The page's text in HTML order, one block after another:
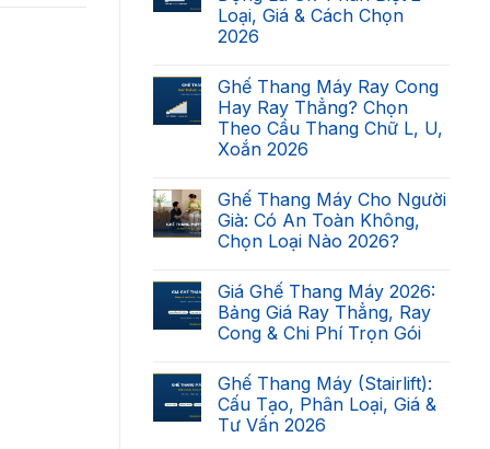
Cầu
Thang
Nhà
Lắp
Được
Ghế
Thang
Máy
Không?
Điều
Kiện
2026
Loại, Giá & Cách Chọn
2026
bình
luận
ở
Ghế
Leo
Cầu
Động
Là
Gì?
Phân
Loại,
Giá
&
Cách
Chọn
Ghế Thang Máy Ray Cong
Hay Ray Thẳng? Chọn
Theo Cầu Thang Chữ L, U,
Xoắn 2026
bình
luận
ở
Ghế
Thang
Ray
Cong
Hay
Ray
Thẳng?
Cầu
Thang
Chữ
Ghế Thang Máy Cho Người
Già: Có An Toàn Không,
Chọn Loại Nào 2026?
bình
luận
ở
Ghế
Cho
Người
Già:
Có
An
Giá Ghế Thang Máy 2026:
Bảng Giá Ray Thẳng, Ray
Cong & Chi Phí Trọn Gói
bình
luận
ở
Giá
Ghế Thang Máy (Stairlift):
Cấu Tạo, Phân Loại, Giá &
Tư Vấn 2026